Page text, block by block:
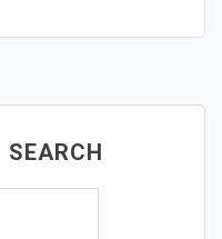
SEARCH